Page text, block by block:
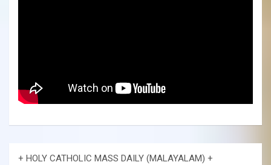
+ HOLY CATHOLIC MASS DAILY (MALAYALAM) +